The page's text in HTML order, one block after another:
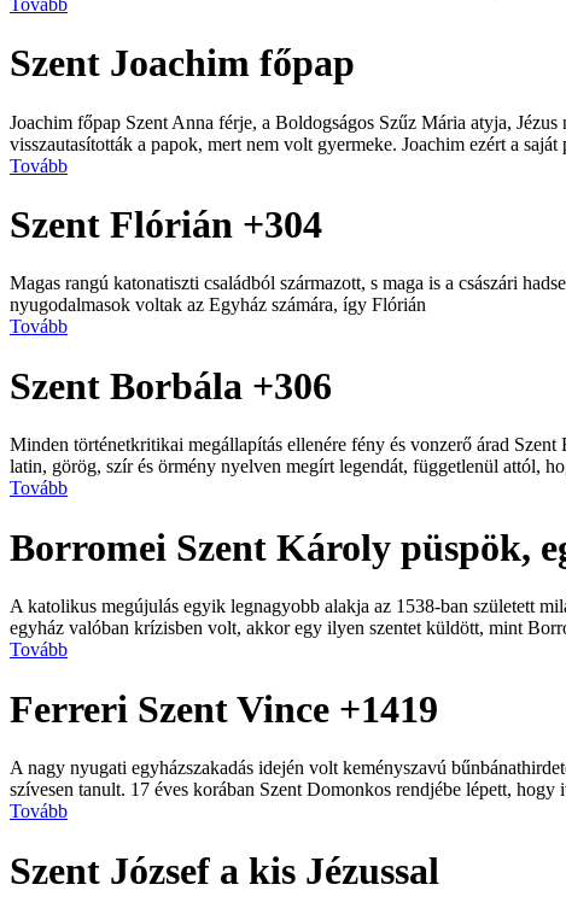
Szent Joachim főpap
Joachim főpap Szent Anna férje, a Boldogságos Szűz Mária atyja,
visszautasították a papok, mert nem volt gyermeke. Joachim ezért a saját
Tovább
Szent Flórián +304
Magas rangú katonatiszti családból származott, s maga is a császári
nyugodalmasok voltak az Egyház számára, így Flórián
Tovább
Szent Borbála +306
Minden történetkritikai megállapítás ellenére fény és vonzerő árad
latin, görög, szír és örmény nyelven megírt legendát, függetlenül attól,
Tovább
Borromei Szent Károly püspök,
A katolikus megújulás egyik legnagyobb alakja az 1538-ban született
egyház valóban krízisben volt, akkor egy ilyen szentet küldött, mint
Tovább
Ferreri Szent Vince +1419
A nagy nyugati egyházszakadás idején volt keményszavú
szívesen tanult. 17 éves korában Szent Domonkos rendjébe lépett,
Tovább
Szent József a kis Jézussal